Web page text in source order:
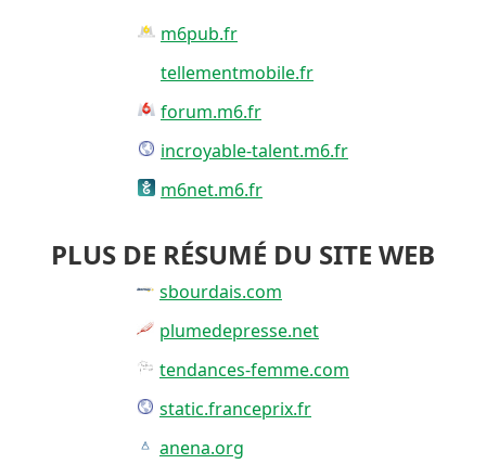
m6pub.fr
tellementmobile.fr
forum.m6.fr
incroyable-talent.m6.fr
m6net.m6.fr
PLUS DE RÉSUMÉ DU SITE WEB
sbourdais.com
plumedepresse.net
tendances-femme.com
static.franceprix.fr
anena.org